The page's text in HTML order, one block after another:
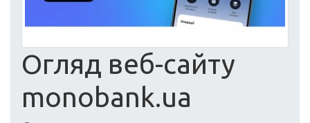
Огляд веб-сайту
monobank.ua